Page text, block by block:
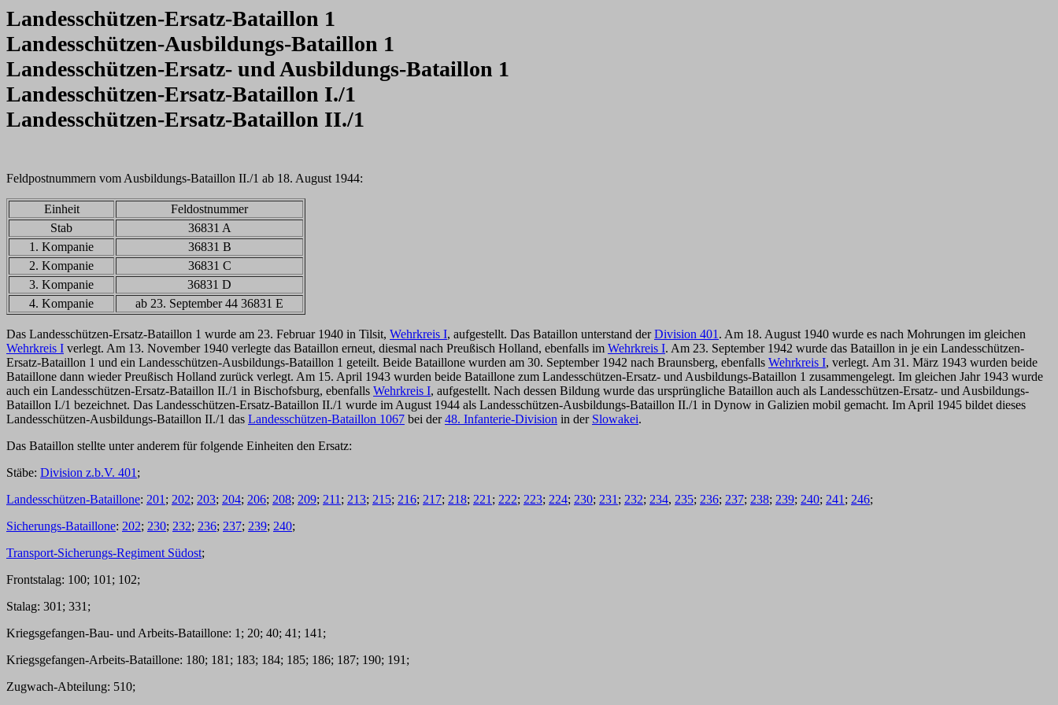
Landesschützen-Ersatz-Bataillon 1
Landesschützen-Ausbildungs-Bataillon 1
Landesschützen-Ersatz- und Ausbildungs-Bataillon 1
Landesschützen-Ersatz-Bataillon I./1
Landesschützen-Ersatz-Bataillon II./1
Feldpostnummern vom Ausbildungs-Bataillon II./1 ab 18. August 1944:
Einheit
Feldostnummer
Stab
36831 A
1. Kompanie
36831 B
2. Kompanie
36831 C
3. Kompanie
36831 D
4. Kompanie
ab 23. September 44 36831 E
Das Landesschützen-Ersatz-Bataillon 1 wurde am 23. Februar 1940 in Tilsit, Wehrkreis I, aufgestellt. Das Bataillon unterstand derDivision 401 . Am 18. August 1940 wurde es nach Mohrungen im gleichen
Wehrkreis I verlegt. Am 13. November 1940 verlegte das Bataillon erneut, diesmal nach Preußisch Holland, ebenfalls im Wehrkreis I. Am 23. September 1942 wurde das Bataillon in je ein Landesschützen-
Ersatz-Bataillon 1 und ein Landesschützen-Ausbildungs-Bataillon 1 geteilt. Beide Bataillone wurden am 30. September 1942 nach Braunsberg, ebenfalls Wehrkreis I, verlegt. Am 31. März 1943 wurden beide
Bataillone dann wieder Preußisch Holland zurück verlegt. Am 15. April 1943 wurden beide Bataillone zum Landesschützen-Ersatz- und Ausbildungs-Bataillon 1 zusammengelegt. Im gleichen Jahr 1943 wurde
auch ein Landesschützen-Ersatz-Bataillon II./1 in Bischofsburg, ebenfalls Wehrkreis I, aufgestellt. Nach dessen Bildung wurde das ursprüngliche Bataillon auch als Landesschützen-Ersatz- und Ausbildungs-
Bataillon I./1 bezeichnet. Das Landesschützen-Ersatz-Bataillon II./1 wurde im August 1944 als Landesschützen-Ausbildungs-Bataillon II./1 in Dynow in Galizien mobil gemacht. Im April 1945 bildet dieses
Landesschützen-Ausbildungs-Bataillon II./1 das Landesschützen-Bataillon 1067 bei der48. Infanterie-Division in der Slowakei.
Das Bataillon stellte unter anderem für folgende Einheiten den Ersatz:
Stäbe: Division z.b.V. 401 ;
Landesschützen-Bataillone: 201 ; 202; 203; 204; 206; 208; 209; 211 ; 213; 215; 216; 217; 218; 221 ; 222; 223; 224; 230; 231 ; 232; 234, 235; 236; 237; 238; 239; 240; 241 ; 246;
Sicherungs-Bataillone: 202; 230; 232; 236; 237; 239; 240;
Transport-Sicherungs-Regiment Südost;
Frontstalag: 100; 101; 102;
Stalag: 301; 331;
Kriegsgefangen-Bau- und Arbeits-Bataillone: 1; 20; 40; 41; 141;
Kriegsgefangen-Arbeits-Bataillone: 180; 181; 183; 184; 185; 186; 187; 190; 191;
Zugwach-Abteilung: 510;